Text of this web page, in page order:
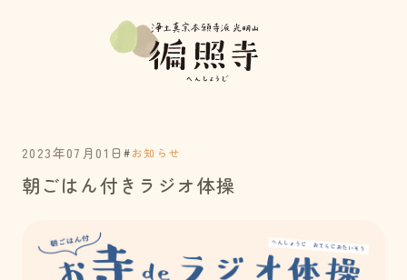
2023年07月01日#お知らせ
朝ごはん付きラジオ体操